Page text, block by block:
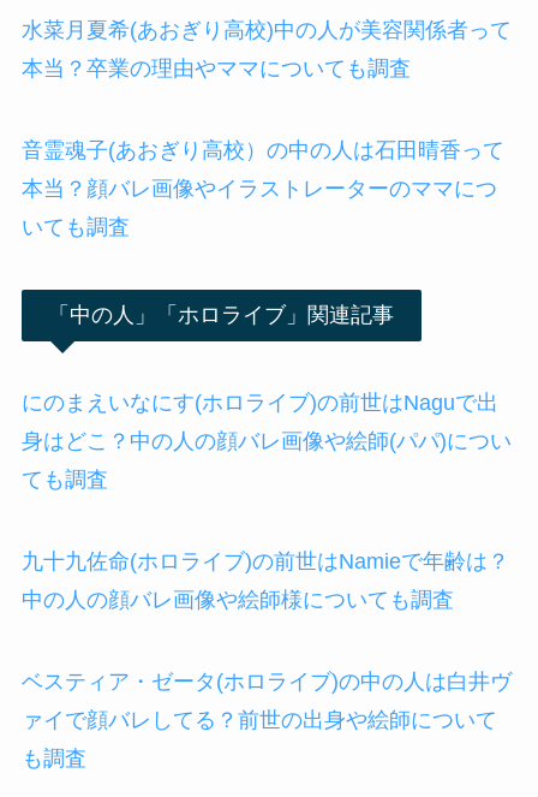
水菜月夏希(あおぎり高校)中の人が美容関係者って
本当？卒業の理由やママについても調査
音霊魂子(あおぎり高校）の中の人は石田晴香って
本当？顔バレ画像やイラストレーターのママにつ
いても調査
「中の人」「ホロライブ」関連記事
にのまえいなにす(ホロライブ)の前世はNaguで出
身はどこ？中の人の顔バレ画像や絵師(パパ)につい
ても調査
九十九佐命(ホロライブ)の前世はNamieで年齢は？
中の人の顔バレ画像や絵師様についても調査
ベスティア・ゼータ(ホロライブ)の中の人は白井ヴ
ァイで顔バレしてる？前世の出身や絵師について
も調査